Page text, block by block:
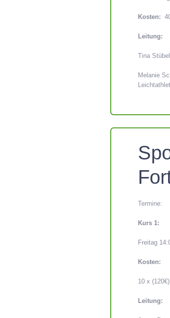
Kosten:
Leitung:
Tina
Melanie
Termine:
Kurs 1:
Freitag
Kosten:
10 x (120€)
Leitung: